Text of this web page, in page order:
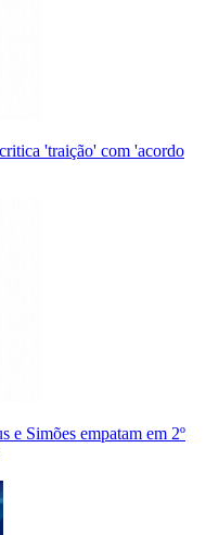
'traição' com 'acordo
Simões empatam em 2º